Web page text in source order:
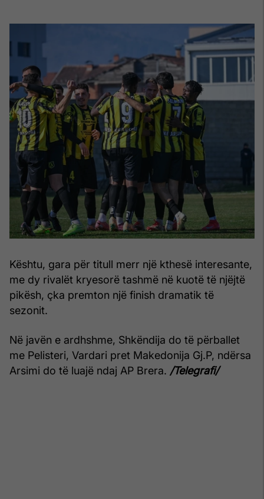
Kështu, gara për titull merr një kthesë interesante,
me dy rivalët kryesorë tashmë në kuotë të njëjtë
pikësh, çka premton një finish dramatik të
sezonit.
Në javën e ardhshme, Shkëndija do të përballet
me Pelisteri, Vardari pret Makedonija Gj.P, ndërsa
Arsimi do të luajë ndaj AP Brera. /Telegrafi/